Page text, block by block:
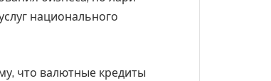
национального
что валютные кредиты